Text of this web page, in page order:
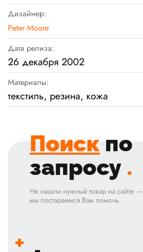
Дизайнер:
Peter Moore
Дата релиза:
26 декабря 2002
Материалы:
текстиль, резина, кожа
Поиск по
запросу .
Не нашли нужный товар на сайте —
мы постараемся Вам помочь.